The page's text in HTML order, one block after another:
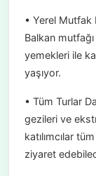
• Yerel Mutfak
Balkan
yemekleri ile
yaşıyor.
• Tüm Turlar
gezileri ve
katılımcılar
ziyaret